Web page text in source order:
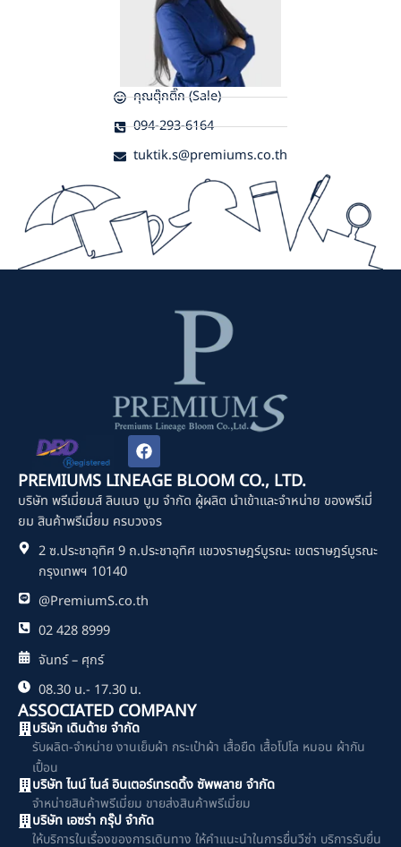
คุณตุ๊กติ๊ก (Sale)
094-293-6164
tuktik.s@premiums.co.th
F
a
c
e
b
o
k
PREMIUMS LINEAGE BLOOM CO., LTD.
บริษัท พรีเมี่ยมส์ ลินเนจ บูม จำกัด ผู้ผลิต นำเข้าและจำหน่าย ของพรีเมี่
ยม สินค้าพรีเมี่ยม ครบวงจร
2 ซ.ประชาอุทิศ 9 ถ.ประชาอุทิศ แขวงราษฎร์บูรณะ เขตราษฎร์บูรณะ
กรุงเทพฯ 10140
@PremiumS.co.th
02 428 8999
จันทร์ – ศุกร์
08.30 น.- 17.30 น.
ASSOCIATED COMPANY
บริษัท เดินด้าย จำกัด
รับผลิต-จำหน่าย งานเย็บผ้า กระเป๋าผ้า เสื้อยืด เสื้อโปโล หมอน ผ้ากัน
เปื้อน
บริษัท ไนน์ ไนล์ อินเตอร์เทรดดิ้ง ซัพพลาย จำกัด
จำหน่ายสินค้าพรีเมี่ยม ขายส่งสินค้าพรีเมี่ยม
บริษัท เอซร่า กรุ๊ป จำกัด
ให้บริการในเรื่องของการเดินทาง ให้คำแนะนำในการยื่นวีซ่า บริการรับยื่น